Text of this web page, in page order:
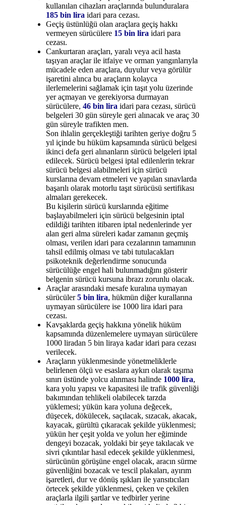
kullanılan cihazları araçlarında bulunduralara
185 bin lira idari para cezası.
Geçiş üstünlüğü olan araçlara geçiş hakkı
vermeyen sürücülere 15 bin lira idari para
cezası.
Cankurtaran araçları, yaralı veya acil hasta
taşıyan araçlar ile itfaiye ve orman yangınlarıyla
mücadele eden araçlara, duyulur veya görülür
işaretini alınca bu araçların kolayca
ilerlemelerini sağlamak için taşıt yolu üzerinde
yer açmayan ve gerekiyorsa durmayan
sürücülere,46 bin lira idari para cezası, sürücü
belgeleri 30 gün süreyle geri alınacak ve araç 30
gün süreyle trafikten men.
Son ihlalin gerçekleştiği tarihten geriye doğru 5
yıl içinde bu hüküm kapsamında sürücü belgesi
ikinci defa geri alınanların sürücü belgeleri iptal
edilecek. Sürücü belgesi iptal edilenlerin tekrar
sürücü belgesi alabilmeleri için sürücü
kurslarına devam etmeleri ve yapılan sınavlarda
başarılı olarak motorlu taşıt sürücüsü sertifikası
almaları gerekecek.
Bu kişilerin sürücü kurslarında eğitime
başlayabilmeleri için sürücü belgesinin iptal
edildiği tarihten itibaren iptal nedenlerinde yer
alan geri alma süreleri kadar zamanın geçmiş
olması, verilen idari para cezalarının tamamının
tahsil edilmiş olması ve tabi tutulacakları
psikoteknik değerlendirme sonucunda
sürücülüğe engel hali bulunmadığını gösterir
belgenin sürücü kursuna ibrazı zorunlu olacak.
Araçlar arasındaki mesafe kuralına uymayan
sürücüler5 bin lira, hükmün diğer kurallarına
uymayan sürücülere ise 1000 lira idari para
cezası.
Kavşaklarda geçiş hakkına yönelik hüküm
kapsamında düzenlemelere uymayan sürücülere
1000 liradan 5 bin liraya kadar idari para cezası
verilecek.
Araçların yüklenmesinde yönetmeliklerle
belirlenen ölçü ve esaslara aykırı olarak taşıma
sınırı üstünde yolcu alınması halinde 1000 lira,
kara yolu yapısı ve kapasitesi ile trafik güvenliği
bakımından tehlikeli olabilecek tarzda
yüklemesi; yükün kara yoluna değecek,
düşecek, dökülecek, saçılacak, sızacak, akacak,
kayacak, gürültü çıkaracak şekilde yüklenmesi;
yükün her çeşit yolda ve yolun her eğiminde
dengeyi bozacak, yoldaki bir şeye takılacak ve
sivri çıkıntılar hasıl edecek şekilde yüklenmesi,
sürücünün görüşüne engel olacak, aracın sürme
güvenliğini bozacak ve tescil plakaları, ayırım
işaretleri, dur ve dönüş ışıkları ile yansıtıcıları
örtecek şekilde yüklenmesi, çeken ve çekilen
araçlarla ilgili şartlar ve tedbirler yerine